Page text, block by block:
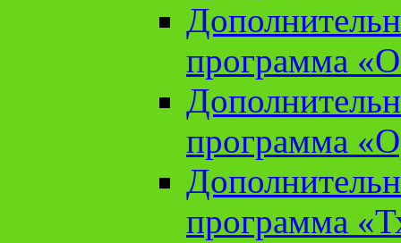
программа
программа
программа